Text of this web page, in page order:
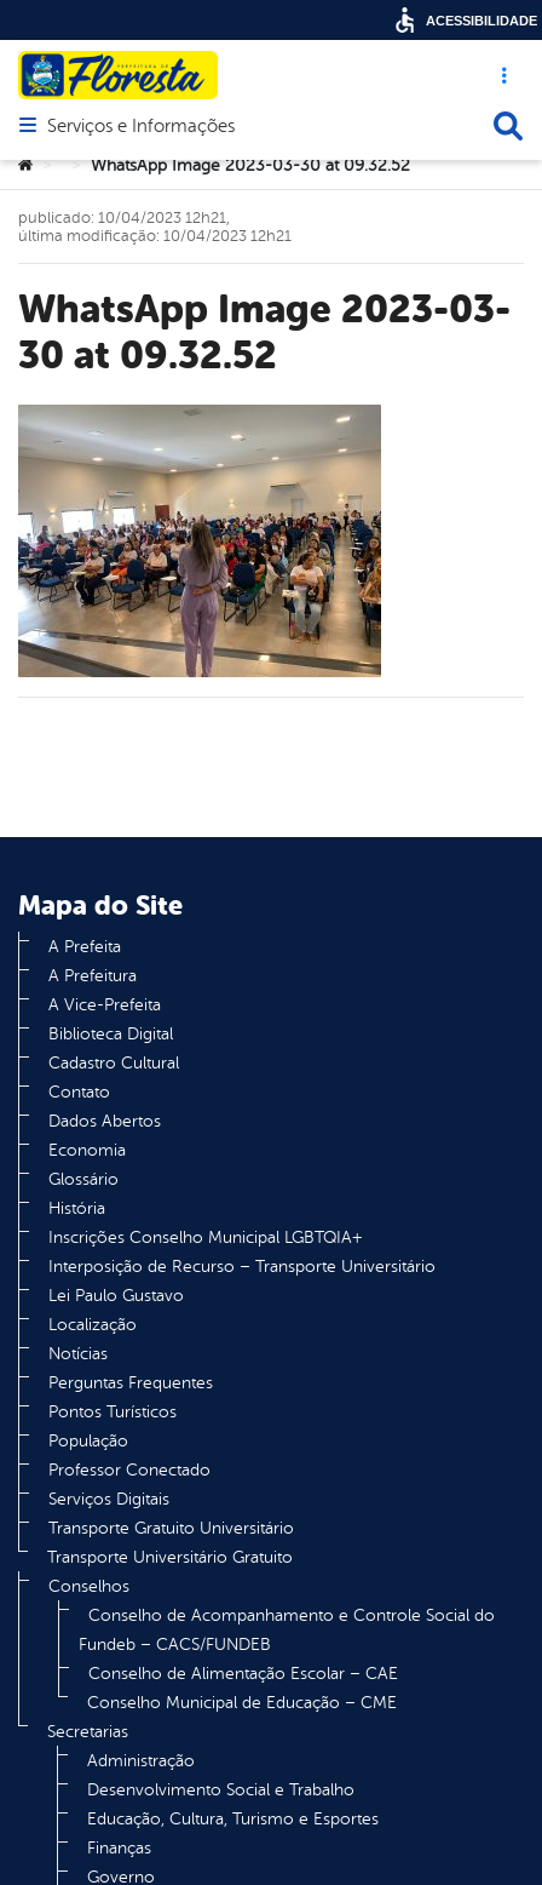
Acesso
Abrir menu principal de navegação
Serviços e Informações
Você está aqui:
> > WhatsApp Image 2023-03-30 at 09.32.52
WhatsApp Image 2023-03-
30 at 09.32.52
publicado: 10/04/2023 12h21,
última modificação: 10/04/2023 12h21
Mapa do Site
A Prefeita
A Prefeitura
A Vice-Prefeita
Biblioteca Digital
Cadastro Cultural
Contato
Dados Abertos
Economia
Glossário
História
Inscrições Conselho Municipal LGBTQIA+
Interposição de Recurso – Transporte Universitário
Lei Paulo Gustavo
Localização
Notícias
Perguntas Frequentes
Pontos Turísticos
População
Professor Conectado
Serviços Digitais
Transporte Gratuito Universitário
Transporte Universitário Gratuito
Conselhos
Conselho de Acompanhamento e Controle Social do
Fundeb – CACS/FUNDEB
Conselho de Alimentação Escolar – CAE
Conselho Municipal de Educação – CME
Secretarias
Administração
Desenvolvimento Social e Trabalho
Educação, Cultura, Turismo e Esportes
Finanças
Governo
ACESSIBILIDADE